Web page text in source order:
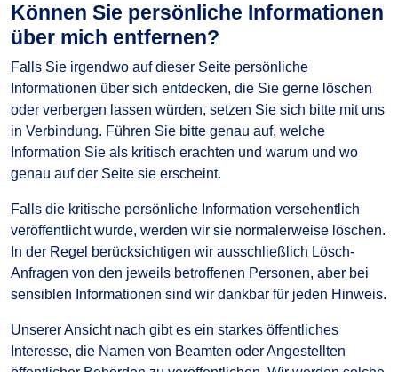
Können Sie persönliche Informationen
über mich entfernen?
Falls Sie irgendwo auf dieser Seite persönliche
Informationen über sich entdecken, die Sie gerne löschen
oder verbergen lassen würden, setzen Sie sich bitte mit uns
in Verbindung. Führen Sie bitte genau auf, welche
Information Sie als kritisch erachten und warum und wo
genau auf der Seite sie erscheint.
Falls die kritische persönliche Information versehentlich
veröffentlicht wurde, werden wir sie normalerweise löschen.
In der Regel berücksichtigen wir ausschließlich Lösch-
Anfragen von den jeweils betroffenen Personen, aber bei
sensiblen Informationen sind wir dankbar für jeden Hinweis.
Unserer Ansicht nach gibt es ein starkes öffentliches
Interesse, die Namen von Beamten oder Angestellten